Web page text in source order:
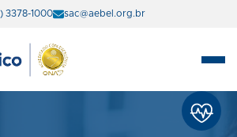
3378-1000 sac@aebel.org.br